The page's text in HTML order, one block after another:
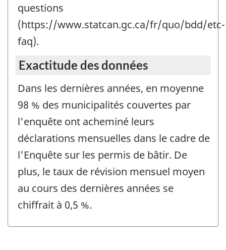
questions
(https://www.statcan.gc.ca/fr/quo/bdd/etc-
faq).
Exactitude des données
Dans les dernières années, en moyenne
98 % des municipalités couvertes par
l'enquête ont acheminé leurs
déclarations mensuelles dans le cadre de
l'Enquête sur les permis de bâtir. De
plus, le taux de révision mensuel moyen
au cours des dernières années se
chiffrait à 0,5 %.